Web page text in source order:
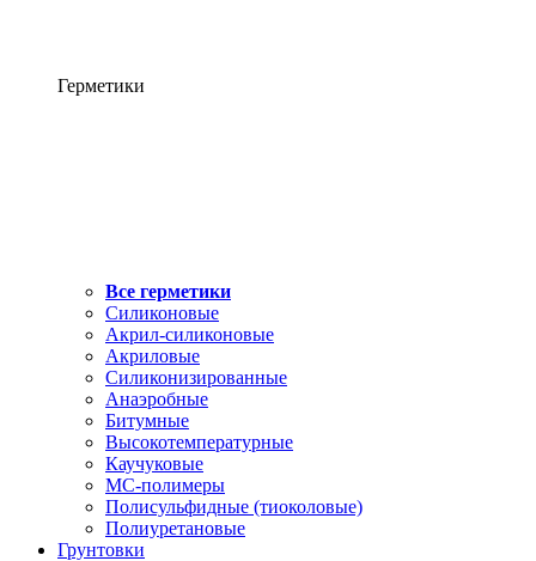
Герметики
Все герметики
Силиконовые
Акрил-силиконовые
Акриловые
Силиконизированные
Анаэробные
Битумные
Высокотемпературные
Каучуковые
МС-полимеры
Полисульфидные (тиоколовые)
Полиуретановые
Грунтовки